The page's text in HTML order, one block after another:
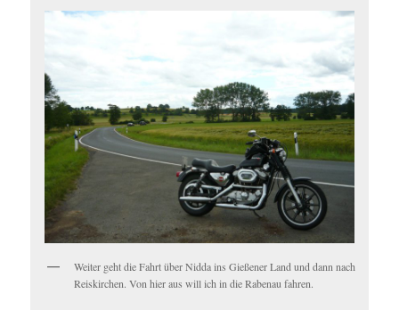
Weiter geht die Fahrt über Nidda ins Gießener Land und dann nach
Reiskirchen. Von hier aus will ich in die Rabenau fahren.